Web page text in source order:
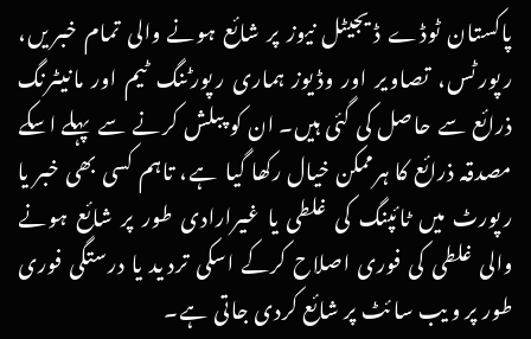
پاکستان ٹوڈے ڈیجیٹل نیوز پر شائع ہونے والی تمام خبریں،
رپورٹس، تصاویر اور وڈیوز ہماری رپورٹنگ ٹیم اور مانیٹرنگ
ذرائع سے حاصل کی گئی ہیں۔ ان کو پبلش کرنے سے پہلے اسکے
مصدقہ ذرائع کا ہرممکن خیال رکھا گیا ہے، تاہم کسی بھی خبر یا
رپورٹ میں ٹائپنگ کی غلطی یا غیرارادی طور پر شائع ہونے
والی غلطی کی فوری اصلاح کرکے اسکی تردید یا درستگی فوری
طور پر ویب سائٹ پر شائع کردی جاتی ہے۔